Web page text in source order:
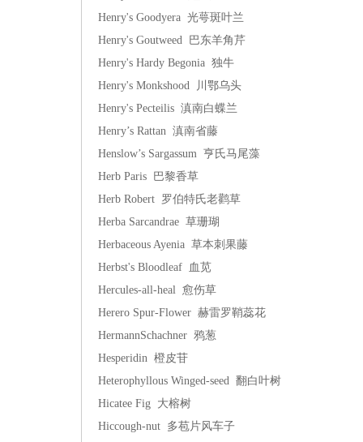
Henry's Goodyera 光萼斑叶兰
Henry's Goutweed 巴东羊角芹
Henry's Hardy Begonia 独牛
Henry's Monkshood 川鄂乌头
Henry's Pecteilis 滇南白蝶兰
Henry’s Rattan 滇南省藤
Henslow’s Sargassum 亨氏马尾藻
Herb Paris 巴黎香草
Herb Robert 罗伯特氏老鹳草
Herba Sarcandrae 草珊瑚
Herbaceous Ayenia 草本刺果藤
Herbst's Bloodleaf 血苋
Hercules-all-heal 愈伤草
Herero Spur-Flower 赫雷罗鞘蕊花
HermannSchachner 鸦葱
Hesperidin 橙皮苷
Heterophyllous Winged-seed 翻白叶树
Hicatee Fig 大榕树
Hiccough-nut 多苞片风车子